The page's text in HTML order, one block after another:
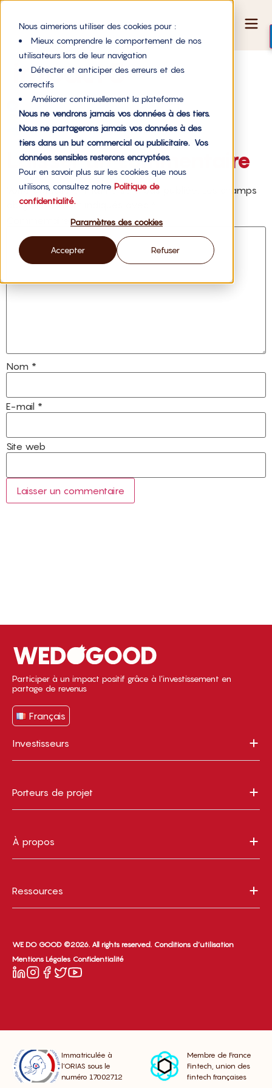
Nous aimerions utiliser des cookies pour :
Mieux comprendre le comportement de nos
utilisateurs lors de leur navigation
Détecter et anticiper des erreurs et des
correctifs
Améliorer continuellement la plateforme
Nous ne vendrons jamais vos données à des tiers.
Nous ne partagerons jamais vos données à des
tiers dans un but commercial ou publicitaire. Vos
données sensibles resterons encryptées.
Pour en savoir plus sur les cookies que nous
utilisons, consultez notre Politique de
confidentialité.
Paramètres des cookies
Accepter Refuser
impact3
Laisser un commentaire
Votre adresse e-mail ne sera pas publiée.
Les champs
obligatoires sont indiqués avec
Commentaire*
Nom *
E-mail *
Site web
Participer à un impact positif grâce à l’investissement en
partage de revenus
Français
Investisseurs
Porteurs de projet
À propos
Ressources
WE DO GOOD ©2026. All rights reserved. Conditions d’utilisation
Mentions Légales Confidentialité
Immatriculée à
l’ORIAS sous le
numéro 17002712
Membre de France
Fintech, union des
fintech françaises